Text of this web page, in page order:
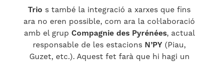
Trio s també la integració a xarxes que fins
ara no eren possible, com ara la col·laboració
amb el grup Compagnie des Pyrénées, actual
responsable de les estacions N’PY (Piau,
Guzet, etc.). Aquest fet farà que hi hagi un